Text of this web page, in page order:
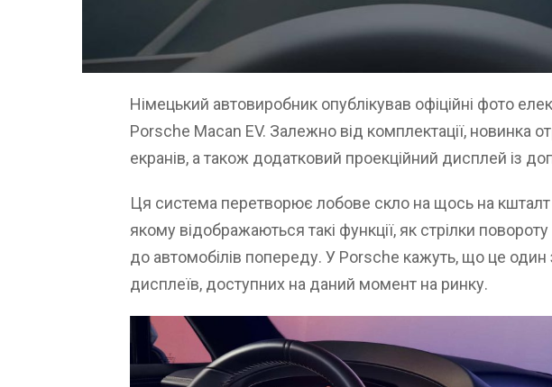
Німецький автовиробник опублікував офіційні фото
Porsche Macan EV. Залежно від комплектації, новинка
екранів, а також додатковий проекційний дисплей із
Ця система перетворює лобове скло на щось на кшталт
якому відображаються такі функції, як стрілки повороту
до автомобілів попереду. У Porsche кажуть, що це один
дисплеїв, доступних на даний момент на ринку.